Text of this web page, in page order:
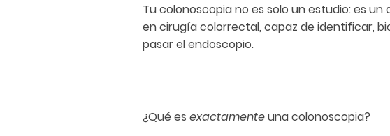
Tu colonoscopia no es solo un estudio: es
en cirugía colorrectal, capaz de identificar,
pasar el endoscopio.
¿Qué es exactamenteuna colonoscopia?